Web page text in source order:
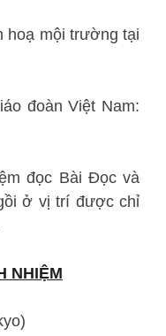
mội trường tại
Việt Nam:
đọc Bài Đọc và
ở vị trí được chỉ
NHIỆM